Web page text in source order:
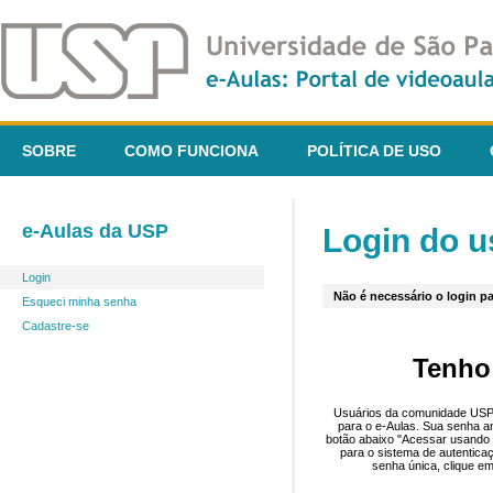
SOBRE COMO FUNCIONA POLÍTICA DE USO
e-Aulas da USP
Login
Esqueci minha senha
Cadastre-se
Login do
Não é necessário o login
Usuários da comunidade
para o e-Aulas. Sua senha
botão abaixo "Acessar
para o sistema de
senha única, clique